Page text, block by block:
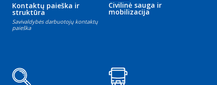
Kontaktų paieška ir
struktūra
Savivaldybės darbuotojų kontaktų
paieška
Civilinė sauga ir
mobilizacija